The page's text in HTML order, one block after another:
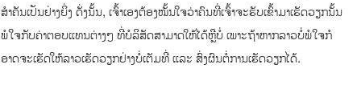
ສໍາຄັນເປັນຢ່າງຍິ່ງ ດັ່ງນັ້ນ, ເຈົ້າເອງຕ້ອງໝັ້ນໃຈວ່າຄົນທີ່ເຈົ້າຈະຮັບເຂົ້າມາເຮັດວຽກນັ້ນ
ພໍໃຈກັບຄ່າຕອບແທນຕ່າງໆ ທີ່ບໍລິສັດສາມາດໃຫ້ໄດ້ຫຼືບໍ່ ເພາະຖ້າຫາກລາວບໍ່ພໍໃຈກໍ
ອາດຈະເຮັດໃຫ້ລາວເຮັດວຽກຢ່າງບໍ່ເຕັມທີ່ ແລະ ສົ່ງຜົນຕໍ່ການເຮັດວຽກໄດ້.